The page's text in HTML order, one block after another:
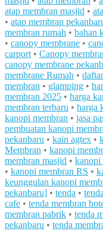
atap membran masjid •
• atap membran
membran rumah • bahan
• canopy membrane •
carport • Canopy
canopy membrane
membrane Rumah •
membran • glamping •
membran 2025 • harga
membran terbaru • harga
kanopi membran • jasa
pembuatan kanopi
pekanbaru • kain agtex •
Membran • kanopi
membran masjid • kanopi
• kanopi membran RS •
keunggulan kanopi
pekanbaru] • tenda •
cafe • tenda membran
membran pabrik • tenda
pekanbaru • tenda